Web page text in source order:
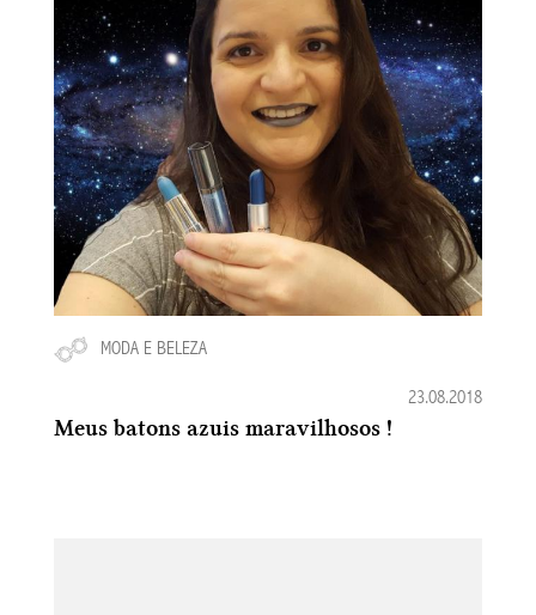
MODA E BELEZA
23.08.2018
Meus batons azuis maravilhosos !